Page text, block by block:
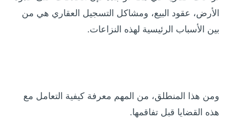
الأرض، عقود البيع، ومشاكل التسجيل العقاري هي من
بين الأسباب الرئيسية لهذه النزاعات.
ومن هذا المنطلق، من المهم معرفة كيفية التعامل مع
هذه القضايا قبل تفاقمها.